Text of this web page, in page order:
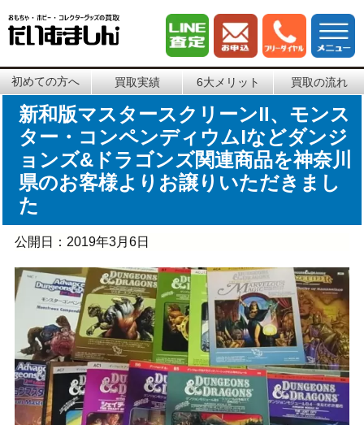
初めての方へ 買取実績 6大メリット 買取の流れ
新和版マスタースクリーンⅡ、モンス
ター・コンペンディウムⅠなどダンジ
ョンズ&ドラゴンズ関連商品を神奈川
県のお客様よりお譲りいただきまし
た
公開日： 2019年3月6日